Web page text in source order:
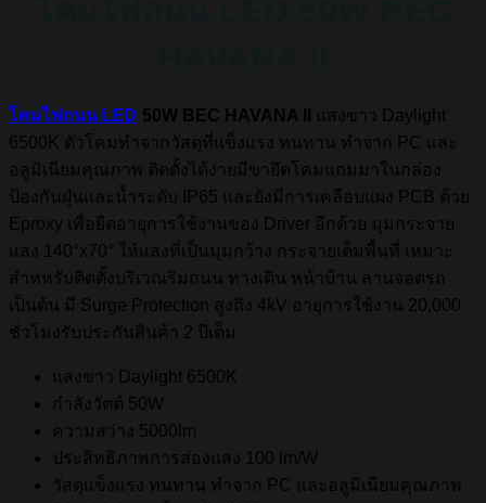
โคมไฟถนน LED 50W BEC HAVANA II
แสงขาว Daylight
6500K ตัวโคมทำจากวัสดุที่แข็งแรง ทนทาน ทำจาก PC และ
อลูมิเนียมคุณภาพ ติดตั้งได้ง่ายมีขายึดโคมแถมมาในกล่อง
ป้องกันฝุ่นและน้ำระดับ IP65 และยังมีการเคลือบแผง PCB ด้วย
Eproxy เพื่อยืดอายุการใช้งานของ Driver อีกด้วย มุมกระจาย
แสง 140°x70° ให้แสงที่เป็นมุมกว้าง กระจายเต็มพื้นที่ เหมาะ
สำหหรับติดตั้งบริเวณริมถนน ทางเดิน หน้าบ้าน ลานจอดรถ
เป็นต้น มี Surge Protection สูงถึง 4kV อายุการใช้งาน 20,000
ชั่วโมงรับประกันสินค้า 2 ปีเต็ม
แสงขาว Daylight 6500K
กำลังวัตต์ 50W
ความสว่าง 5000lm
ประสิทธิภาพการส่องแสง 100 lm/W
วัสดุแข็งแรง ทนทาน ทำจาก PC และอลูมิเนียมคุณภาพ